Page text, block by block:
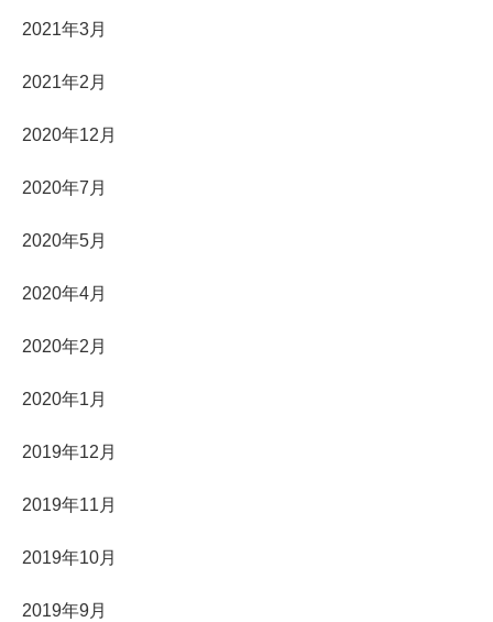
2021年3月
2021年2月
2020年12月
2020年7月
2020年5月
2020年4月
2020年2月
2020年1月
2019年12月
2019年11月
2019年10月
2019年9月